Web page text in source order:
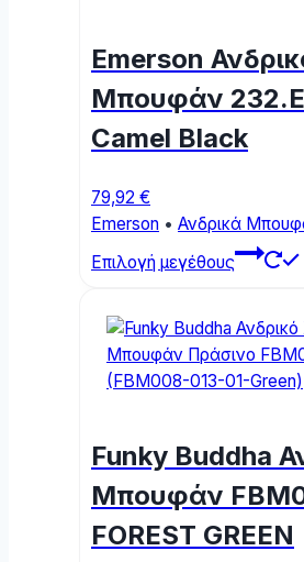
Emerson
Μπουφάν
Camel Black
79,92 €
Emerson • Ανδρικά
Επιλογή μεγέθους
Funky Buddha
Μπουφάν
FOREST GREEN